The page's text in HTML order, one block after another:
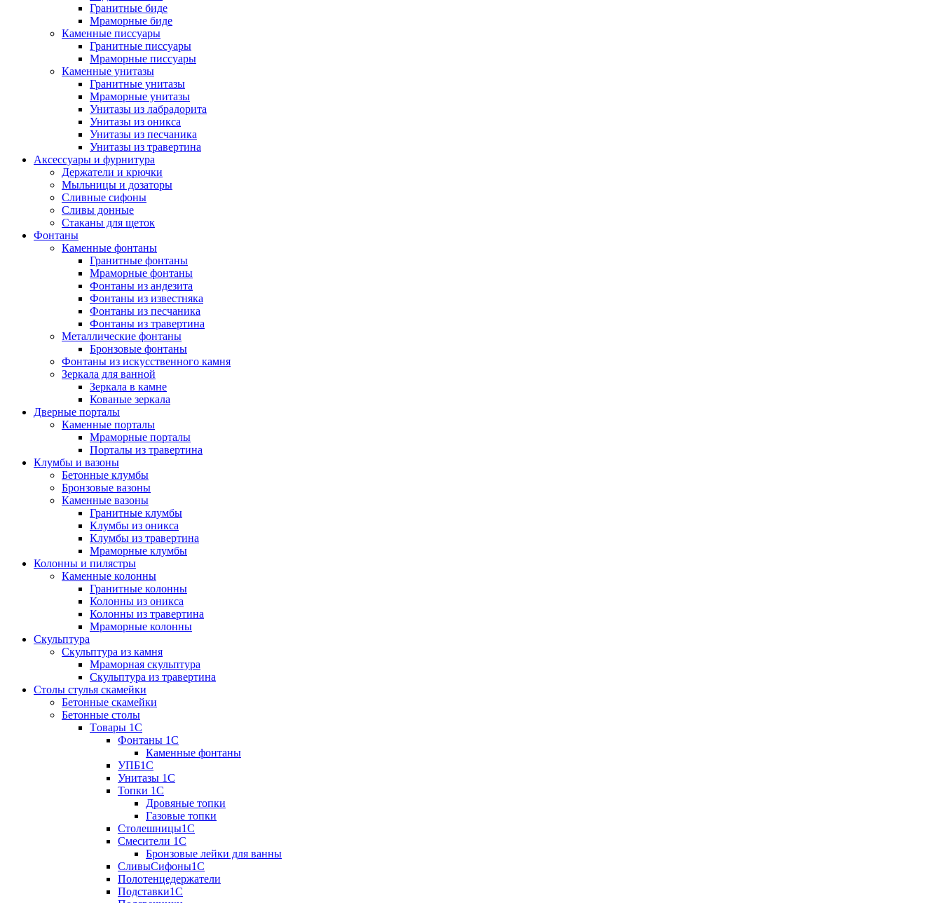
Гранитные биде
Мраморные биде
Каменные писсуары
Гранитные писсуары
Мраморные писсуары
Каменные унитазы
Гранитные унитазы
Мраморные унитазы
Унитазы из лабрадорита
Унитазы из оникса
Унитазы из песчаника
Унитазы из травертина
Аксессуары и фурнитура
Держатели и крючки
Мыльницы и дозаторы
Сливные сифоны
Сливы донные
Стаканы для щеток
Фонтаны
Каменные фонтаны
Гранитные фонтаны
Мраморные фонтаны
Фонтаны из андезита
Фонтаны из известняка
Фонтаны из песчаника
Фонтаны из травертина
Металлические фонтаны
Бронзовые фонтаны
Фонтаны из искусственного камня
Зеркала для ванной
Зеркала в камне
Кованые зеркала
Дверные порталы
Каменные порталы
Мраморные порталы
Порталы из травертина
Клумбы и вазоны
Бетонные клумбы
Бронзовые вазоны
Каменные вазоны
Гранитные клумбы
Клумбы из оникса
Клумбы из травертина
Мраморные клумбы
Колонны и пилястры
Каменные колонны
Гранитные колонны
Колонны из оникса
Колонны из травертина
Мраморные колонны
Скульптура
Скульптура из камня
Мраморная скульптура
Скульптура из травертина
Столы стулья скамейки
Бетонные скамейки
Бетонные столы
Tовары 1C
Фонтаны 1C
Каменные фонтаны
УПБ1С
Унитазы 1С
Топки 1С
Дровяные топки
Газовые топки
Столешницы1С
Смесители 1С
Бронзовые лейки для ванны
СливыСифоны1С
Полотенцедержатели
Подставки1С